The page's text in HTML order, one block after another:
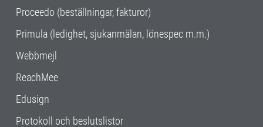
Proceedo (beställningar, fakturor)
Primula (ledighet, sjukanmälan, lönespec m.m.)
Webbmejl
ReachMee
Edusign
Protokoll och beslutslistor